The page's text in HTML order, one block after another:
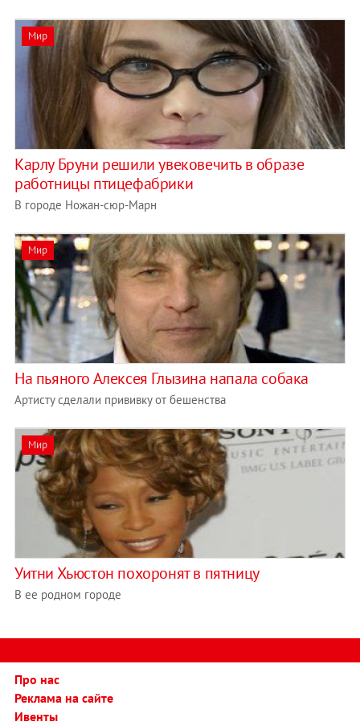
Мир
Карлу Бруни решили увековечить в образе
работницы птицефабрики
В городе Ножан-сюр-Марн
Мир
На пьяного Алексея Глызина напала собака
Артисту сделали прививку от бешенства
Мир
Уитни Хьюстон похоронят в пятницу
В ее родном городе
Про нас
Реклама на сайте
Ивенты